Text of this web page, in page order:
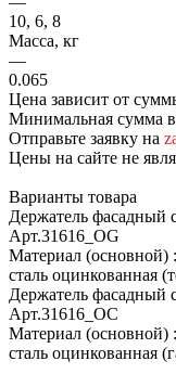
10, 6, 8
Масса, кг
—
0.065
Цена зависит от
Минимальная сумма
Отправьте заявку на
Цены на сайте не
Варианты товара
Держатель фасадный
Арт.31616_ОG
Материал (основной) :
сталь оцинкованная
Держатель фасадный
Арт.31616_ОС
Материал (основной) :
сталь оцинкованная